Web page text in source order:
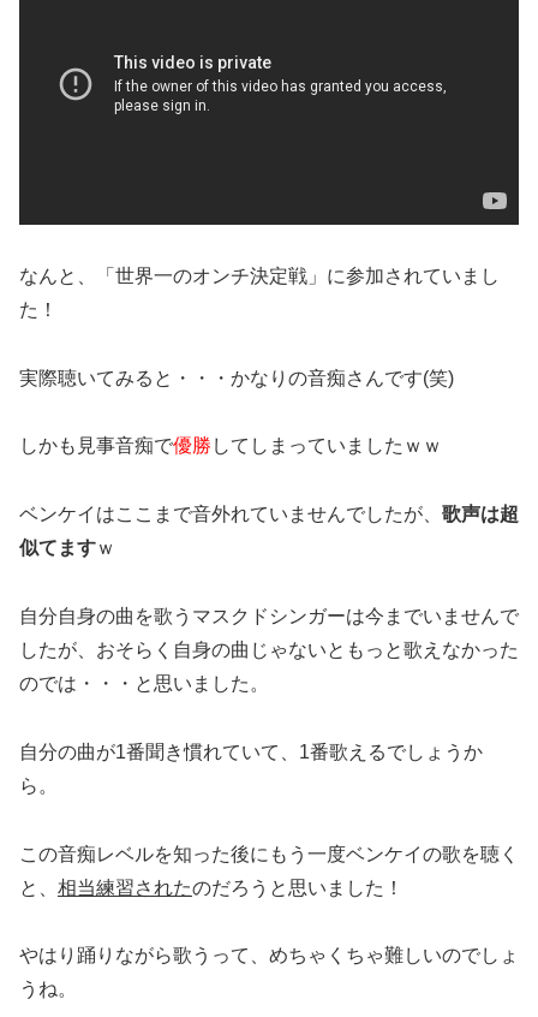
なんと、「世界一のオンチ決定戦」に参加されていまし
た！
実際聴いてみると・・・かなりの音痴さんです(笑)
しかも見事音痴で優勝 してしまっていましたｗｗ
ベンケイはここまで音外れていませんでしたが、 歌声は超
似てますｗ
自分自身の曲を歌うマスクドシンガーは今までいませんで
したが、おそらく自身の曲じゃないともっと歌えなかった
のでは・・・と思いました。
自分の曲が1番聞き慣れていて、1番歌えるでしょうか
ら。
この音痴レベルを知った後にもう一度ベンケイの歌を聴く
と、 相当練習されたのだろうと思いました！
やはり踊りながら歌うって、めちゃくちゃ難しいのでしょ
うね。